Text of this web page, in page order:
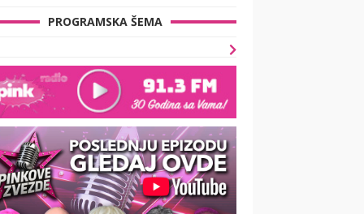
PROGRAMSKA ŠEMA